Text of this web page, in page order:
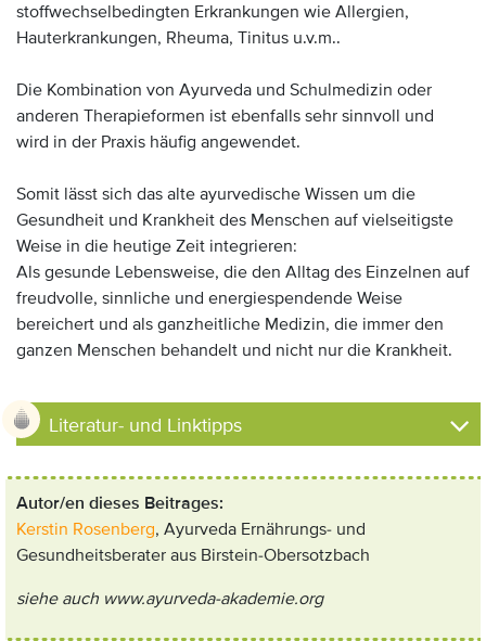
stoffwechselbedingten Erkrankungen wie Allergien,
Hauterkrankungen, Rheuma, Tinitus u.v.m..
Die Kombination von Ayurveda und Schulmedizin oder
anderen Therapieformen ist ebenfalls sehr sinnvoll und
wird in der Praxis häufig angewendet.
Somit lässt sich das alte ayurvedische Wissen um die
Gesundheit und Krankheit des Menschen auf vielseitigste
Weise in die heutige Zeit integrieren:
Als gesunde Lebensweise, die den Alltag des Einzelnen auf
freudvolle, sinnliche und energiespendende Weise
bereichert und als ganzheitliche Medizin, die immer den
ganzen Menschen behandelt und nicht nur die Krankheit.
Literatur- und Linktipps
Autor/en dieses Beitrages:
Kerstin Rosenberg, Ayurveda Ernährungs- und
Gesundheitsberater aus Birstein-Obersotzbach
siehe auch www.ayurveda-akademie.org